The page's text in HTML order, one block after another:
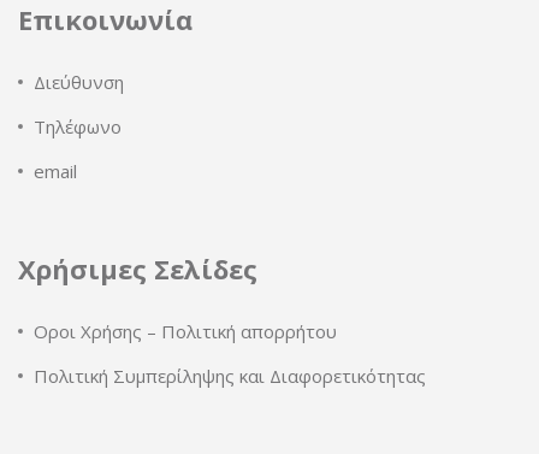
Επικοινωνία
Διεύθυνση
Τηλέφωνο
email
Χρήσιμες Σελίδες
Οροι Χρήσης – Πολιτική απορρήτου
Πολιτική Συμπερίληψης και Διαφορετικότητας